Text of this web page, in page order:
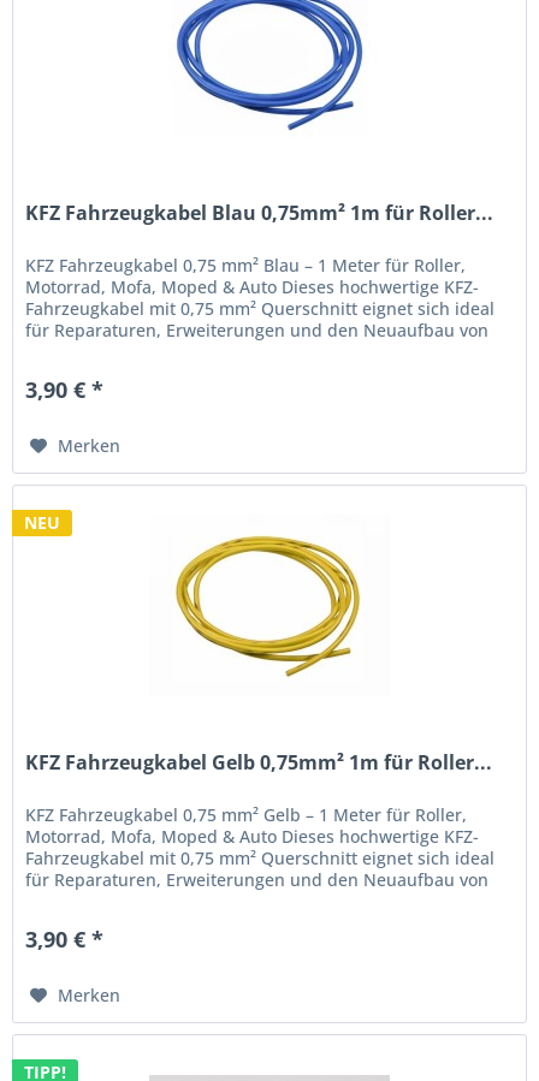
KFZ Fahrzeugkabel Blau 0,75mm² 1m für Roller...
KFZ Fahrzeugkabel 0,75 mm² Blau – 1 Meter für Roller,
Motorrad, Mofa, Moped & Auto Dieses hochwertige KFZ-
Fahrzeugkabel mit 0,75 mm² Querschnitt eignet sich ideal
für Reparaturen, Erweiterungen und den Neuaufbau von
3,90 € *
Merken
NEU
KFZ Fahrzeugkabel Gelb 0,75mm² 1m für Roller...
KFZ Fahrzeugkabel 0,75 mm² Gelb – 1 Meter für Roller,
Motorrad, Mofa, Moped & Auto Dieses hochwertige KFZ-
Fahrzeugkabel mit 0,75 mm² Querschnitt eignet sich ideal
für Reparaturen, Erweiterungen und den Neuaufbau von
3,90 € *
Merken
TIPP!